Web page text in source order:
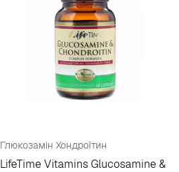
Глюкозамін Хондроїтин
LifeTime Vitamins Glucosamine &